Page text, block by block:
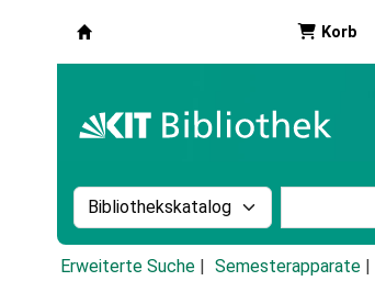
Korb
Suche im Katalog nach:
Erweiterte Suche Semesterapparate